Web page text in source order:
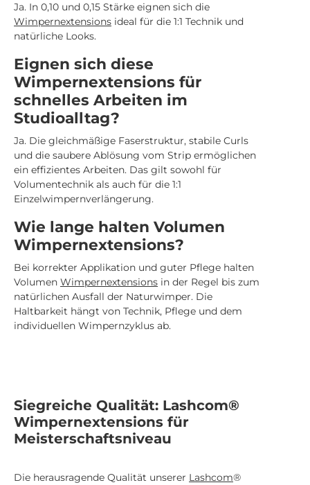
Ja. In 0,10 und 0,15 Stärke eignen sich die
Wimpernextensions ideal für die 1:1 Technik und
natürliche Looks.
Eignen sich diese
Wimpernextensions für
schnelles Arbeiten im
Studioalltag?
Ja. Die gleichmäßige Faserstruktur, stabile Curls
und die saubere Ablösung vom Strip ermöglichen
ein effizientes Arbeiten. Das gilt sowohl für
Volumentechnik als auch für die 1:1
Einzelwimpernverlängerung.
Wie lange halten Volumen
Wimpernextensions?
Bei korrekter Applikation und guter Pflege halten
Volumen Wimpernextensions in der Regel bis zum
natürlichen Ausfall der Naturwimper. Die
Haltbarkeit hängt von Technik, Pflege und dem
individuellen Wimpernzyklus ab.
Siegreiche Qualität: Lashcom®
Wimpernextensions für
Meisterschaftsniveau
Die herausragende Qualität unserer Lashcom®